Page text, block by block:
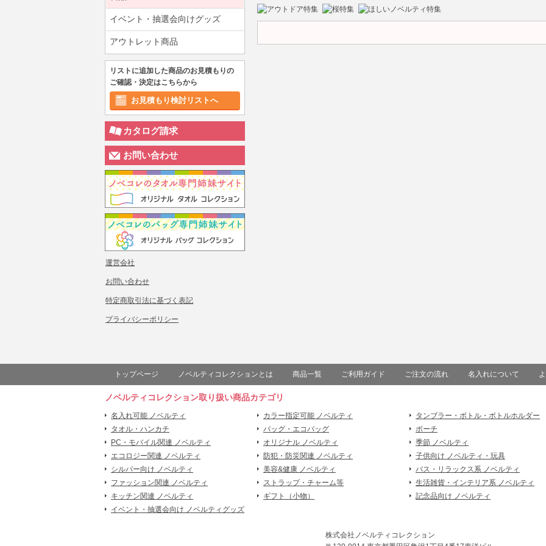
イベント・抽選会向けグッズ
アウトレット商品
リストに追加した商品のお見積もりの
ご確認・決定はこちらから
お見積もり検討リストへ
カタログ請求
お問い合わせ
運営会社
お問い合わせ
特定商取引法に基づく表記
プライバシーポリシー
トップページ ノベルティコレクションとは 商品一覧 ご利用ガイド ご注文の流れ 名入れについて
ノベルティコレクション取り扱い商品カテゴリ
名入れ可能 ノベルティ カラー指定可能 ノベルティ タンブラー・ボトル・ボトルホルダー
タオル・ハンカチ
バッグ・エコバッグ ポーチ
PC・モバイル関連 ノベルティ
オリジナル ノベルティ 季節 ノベルティ
エコロジー関連 ノベルティ
防犯・防災関連 ノベルティ 子供向け ノベルティ・玩具
シルバー向け ノベルティ
美容&健康 ノベルティ バス・リラックス系 ノベルティ
ファッション関連 ノベルティ
ストラップ・チャーム等 生活雑貨・インテリア系 ノベルティ
キッチン関連 ノベルティ
ギフト（小物） 記念品向け ノベルティ
イベント・抽選会向け ノベルティグッズ
株式会社ノベルティコレクション